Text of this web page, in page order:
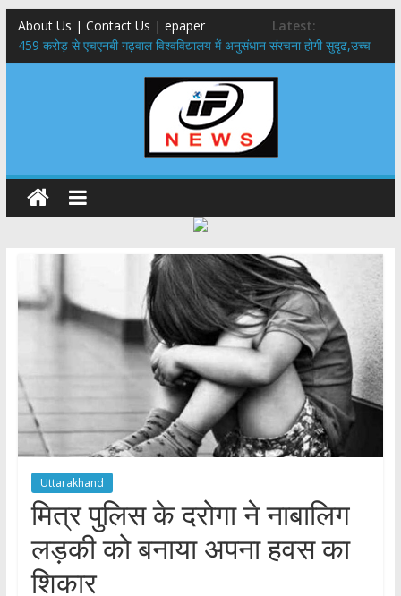
About Us | Contact Us | epaper
Latest:
459 करोड़ से एचएनबी गढ़वाल विश्वविद्यालय में अनुसंधान संरचना होगी सुदृढ,उच्च
शिक्षा मंत्री धन सिंह रावत ने नवनियुक्त केन्द्रीय शिक्षा मंत्री से की मुलाकात
राष्ट्रीय हथकरघा दिवस पर मुख्यमंत्री धामी ने उत्कृष्ट बुनकरों और हस्तशिल्प
​धामी कैबिनेट का बड़ा फैसला: पशुपालकों को 60% तक सब्सिडी, गंगा एक्सप्रेसवे का
​हरिद्वार से वीरभद्र (ऋषिकेश) तक निकली BJYM की भव्य कांवड़ यात्रा; तेजस्वी
सूर्या ने की देश व प्रदेशवासियों के कल्याण की कामना
24×7 अलर्ट मोड में रहें अधिकारी-मुख्य सचिव मानसून-एसईओसी से मुख्य सचिव ने
की विस्तृत समीक्षा कहा-बंद सड़कों को शीघ्र खोला जाए, लोगों को न हो दिक्कत
Uttarakhand
मित्र पुलिस के दरोगा ने नाबालिग
लड़की को बनाया अपना हवस का
शिकार